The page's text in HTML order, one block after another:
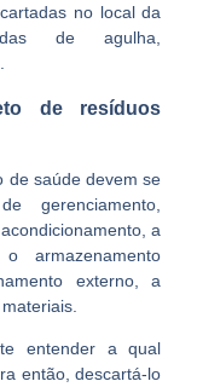
no local da
de agulha,
de resíduos
de saúde devem se
gerenciamento,
a
armazenamento
externo, a
entender a qual
então, descartá-lo